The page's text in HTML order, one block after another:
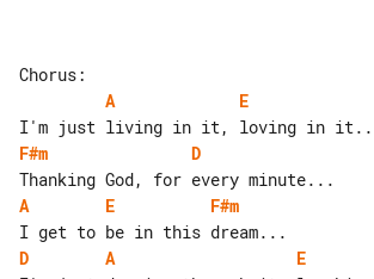
A
E
F#m
D
A
E
F#m
D
A
E